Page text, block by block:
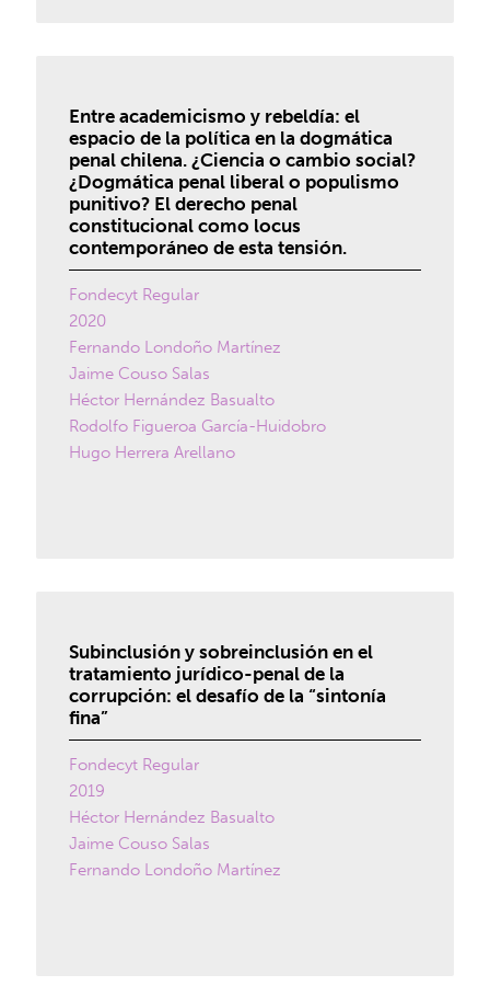
Entre academicismo y rebeldía: el
espacio de la política en la dogmática
penal chilena. ¿Ciencia o cambio social?
¿Dogmática penal liberal o populismo
punitivo? El derecho penal
constitucional como locus
contemporáneo de esta tensión.
Fondecyt Regular
2020
Fernando Londoño Martínez
Jaime Couso Salas
Héctor Hernández Basualto
Rodolfo Figueroa García-Huidobro
Hugo Herrera Arellano
Subinclusión y sobreinclusión en el
tratamiento jurídico-penal de la
corrupción: el desafío de la “sintonía
fina”
Fondecyt Regular
2019
Héctor Hernández Basualto
Jaime Couso Salas
Fernando Londoño Martínez